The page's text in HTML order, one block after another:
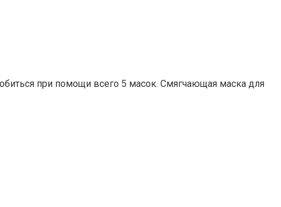
при помощи всего 5 масок. Смягчающая маска для